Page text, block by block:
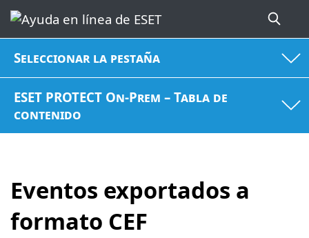
Seleccionar la pestaña
ESET PROTECT On-Prem – Tabla de
contenido
Eventos exportados a
formato CEF